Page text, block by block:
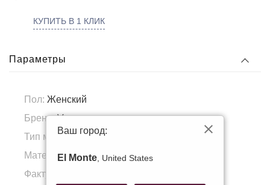
КУПИТЬ В 1 КЛИК
Параметры
Пол: Женский
Бренд:Voggo
Тип материала:Натуральная кожа, Замша
Материал подкладка:Полиэстер
Фактура материала:
Ваш город:
El Monte , United States